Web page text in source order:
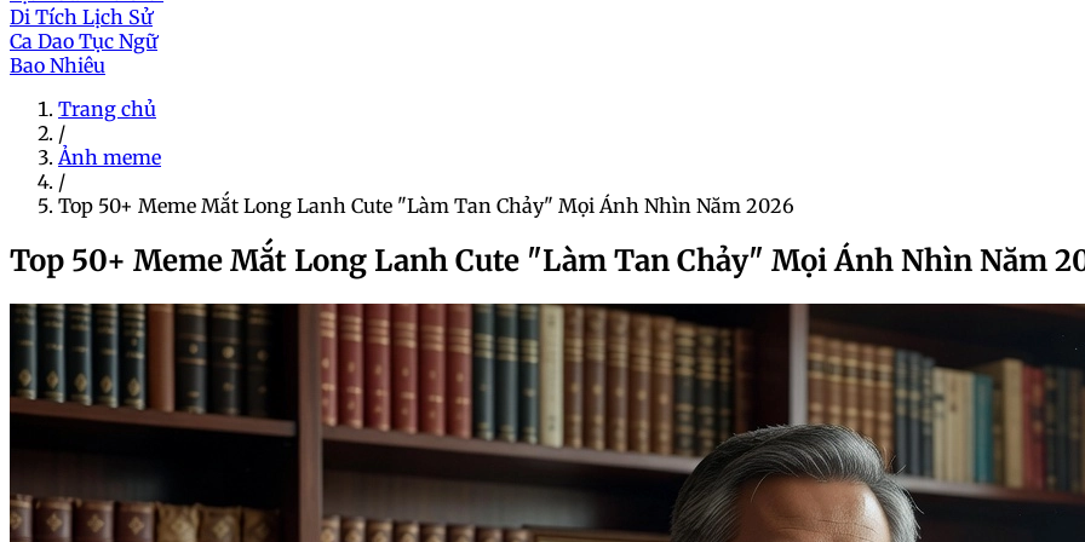
Di Tích Lịch Sử
Ca Dao Tục Ngữ
Bao Nhiêu
Trang chủ
/
Ảnh meme
/
Top 50+ Meme Mắt Long Lanh Cute "Làm Tan Chảy" Mọi Ánh Nhìn Năm 2026
Top 50+ Meme Mắt Long Lanh Cute "Làm Tan Chảy" Mọi Ánh Nhìn Năm